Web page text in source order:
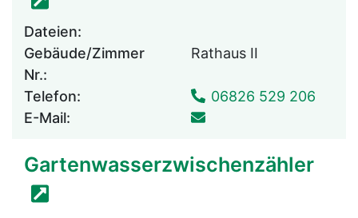
Dateien:
Gebäude/Zimmer
Nr.:
Rathaus II
Telefon:
06826 529 206
E-Mail:
Gartenwasserzwischenzähler